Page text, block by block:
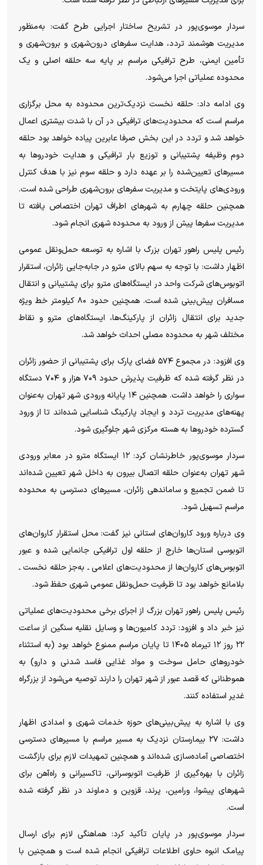
سردار موسوی‌پور در تشریح ساختار اجرایی طرح گفت: به‌منظور
مدیریت هوشمند تردد، هدایت سفر‌های درون‌شهری و برون‌شهری و
تأمین ایمنی، طرح ترافیکی مراسم بر پایه سه حلقه اصلی و یک
محدوده عملیاتی اجرا می‌شود.
وی ادامه داد: حلقه نخست نزدیک‌ترین محدوده به محل برگزاری
مراسم است که محدودیت‌های ترافیکی در آن با شدت بیشتری اعمال
خواهد شد و تردد در این بخش صرفا عابرین پیاده خواهد بود حلقه
دوم وظیفه پشتیبانی و توزیع بار ترافیکی و هدایت خودرو‌ها به
مسیر‌های تعیین‌شده را بر عهده دارد و حلقه سوم نیز با هدف کنترل
ورودی‌های پایتخت و مدیریت سفر‌های برون‌شهری طراحی شده است.
همچنین حلقه چهارم به شهر‌های اطراف تهران اختصاص یافته تا
مدیریت سفر‌ها پیش از ورود به محدوده شهری انجام شود.
رئیس پلیس راهور تهران بزرگ با اشاره به توسعه حمل‌ونقل عمومی
اظهار داشت: با توجه به سهم بالای مترو در جابه‌جایی زائران، استقرار
اتوبوس‌های شرکت واحد در ایستگاه‌های مترو برای پشتیبانی و انتقال
مسافران پیش‌بینی شده است. همچنین حدود ۸۰ کیلومتر خط ویژه
جدید برای انتقال زائران از پارکینگ‌ها، ایستگاه‌های مترو و نقاط
مختلف شهر به محدوده مصلی احداث خواهد شد.
وی افزود: در مجموع ۵۷۴ فضای پارک برای پشتیبانی از حضور زائران
در نظر گرفته شده که ظرفیت پذیرش حدود ۷۰۹ هزار و ۷۰۴ دستگاه
سواری را خواهد داشت. همچنین ۱۴ پایانه ورودی شهر تهران به‌عنوان
پهنه‌های مدیریت تردد و ایجاد پارکینگ شناسایی شده‌اند تا از ورود
گسترده خودرو‌ها به هسته مرکزی شهر جلوگیری شود.
سردار موسوی‌پور خاطرنشان کرد: ۱۲ ایستگاه مترو در معابر ورودی
شهر تهران به‌عنوان حلقه اتصال بیرون به داخل شهر تعیین شده‌اند
تا ضمن تجمیع و ساماندهی زائران، مسیر‌های دسترسی به محدوده
مراسم تسهیل شود.
وی درباره ورود کاروان‌های استانی نیز گفت: محل استقرار کاروان‌های
اتوبوسی استان‌ها خارج از حلقه اول ترافیکی جانمایی شده و عبور
اتوبوس‌های کاروان‌ها از محدودیت‌های اعلامی ـ به‌جز حلقه نخست ـ
بلامانع خواهد بود تا ظرفیت حمل‌ونقل عمومی شهری حفظ شود.
رئیس پلیس راهور تهران بزرگ از اجرای برخی محدودیت‌های عملیاتی
نیز خبر داد و افزود: تردد کامیون‌ها و وسایل نقلیه سنگین از ساعت
۲۲ روز ۱۲ تیرماه ۱۴۰۵ تا پایان مراسم ممنوع خواهد بود (به استثناء
خودرو‌های حامل سوخت و مواد غذایی فاسد شدنی و دارو) به
هموطنانی که قصد عبور از شهر تهران را دارند توصیه می‌شود از بزرگراه
غدیر استفاده کنند.
وی با اشاره به پیش‌بینی‌های حوزه خدمات شهری و امدادی اظهار
داشت: ۲۷ بیمارستان نزدیک به مسیر مراسم با مسیر‌های دسترسی
اختصاصی آماده‌سازی شده‌اند و همچنین تمهیدات لازم برای بازگشت
زائران با بهره‌گیری از ظرفیت اتوبوسرانی، تاکسیرانی و راه‌آهن برای
شهر‌های پیشوا، ورامین، پرند، قزوین و دماوند در نظر گرفته شده
است.
سردار موسوی‌پور در پایان تأکید کرد: هماهنگی لازم برای ارسال
پیامک انبوه حاوی اطلاعات ترافیکی انجام شده است و همچنین با